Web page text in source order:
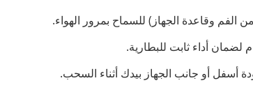
الفم وقاعدة الجهاز) للسماح بمرور الهواء.
لضمان أداء ثابت للبطارية.
أسفل أو جانب الجهاز بيدك أثناء السحب.